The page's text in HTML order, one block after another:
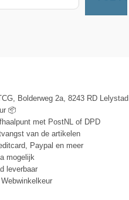
Bolderweg 2a, 8243 RD Lelystad
📦
met PostNL of DPD
van de artikelen
Paypal en meer
mogelijk
leverbaar